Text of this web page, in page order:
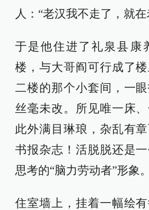
人：“老汉我不走了，就
于是他住进了礼泉县康
楼，与大哥阎可行成了
二楼的那个小套间，一
丝毫未改。所见唯一床
此外满目琳琅，杂乱有
书报杂志！活脱脱还是
思考的“脑力劳动者”形象。
住室墙上，挂着一幅绘